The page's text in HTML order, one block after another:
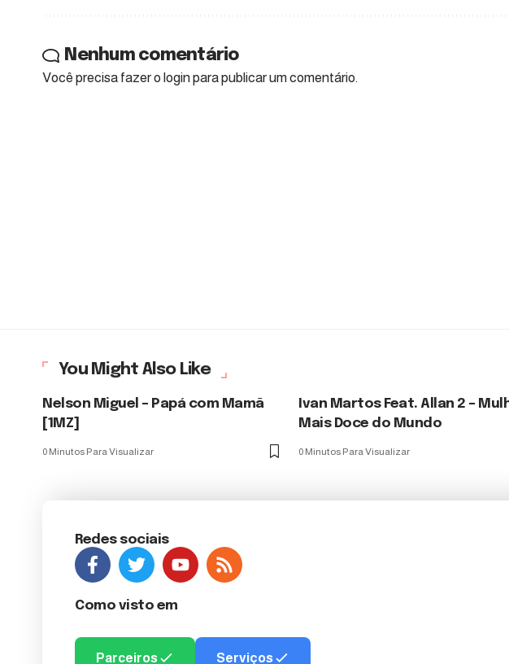
Nenhum comentário
Você precisa fazer o loginpara publicar um comentário.
You Might Also Like
Nelson Miguel – Papá com Mamã
[1MZ]
0 Minutos Para Visualizar
Ivan Martos Feat. Allan 2 –
Mais Doce do Mundo
0 Minutos Para Visualizar
Redes sociais
Como visto em
Parceiros Serviços